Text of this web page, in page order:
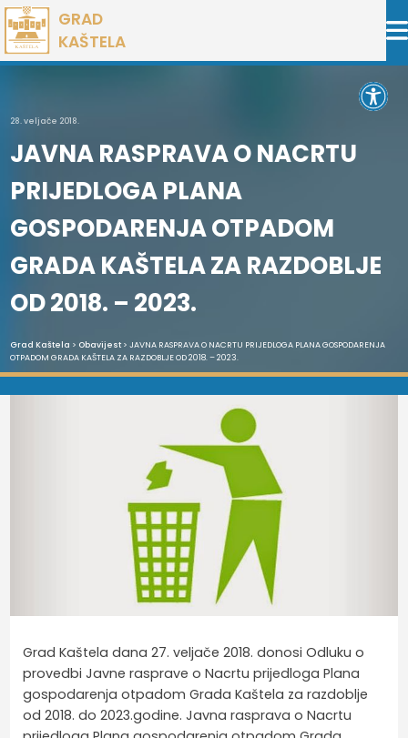
Preskoči
na
sadržaj
GRAD
KAŠTELA
28. veljače 2018.
JAVNA RASPRAVA O NACRTU
PRIJEDLOGA PLANA
GOSPODARENJA OTPADOM
GRADA KAŠTELA ZA RAZDOBLJE
OD 2018. – 2023.
Grad Kaštela > Obavijest> JAVNA RASPRAVA O NACRTU PRIJEDLOGA PLANA GOSPODARENJA
OTPADOM GRADA KAŠTELA ZA RAZDOBLJE OD 2018. – 2023.
Grad Kaštela dana 27. veljače 2018. donosi Odluku o
provedbi Javne rasprave o Nacrtu prijedloga Plana
gospodarenja otpadom Grada Kaštela za razdoblje
od 2018. do 2023.godine. Javna rasprava o Nacrtu